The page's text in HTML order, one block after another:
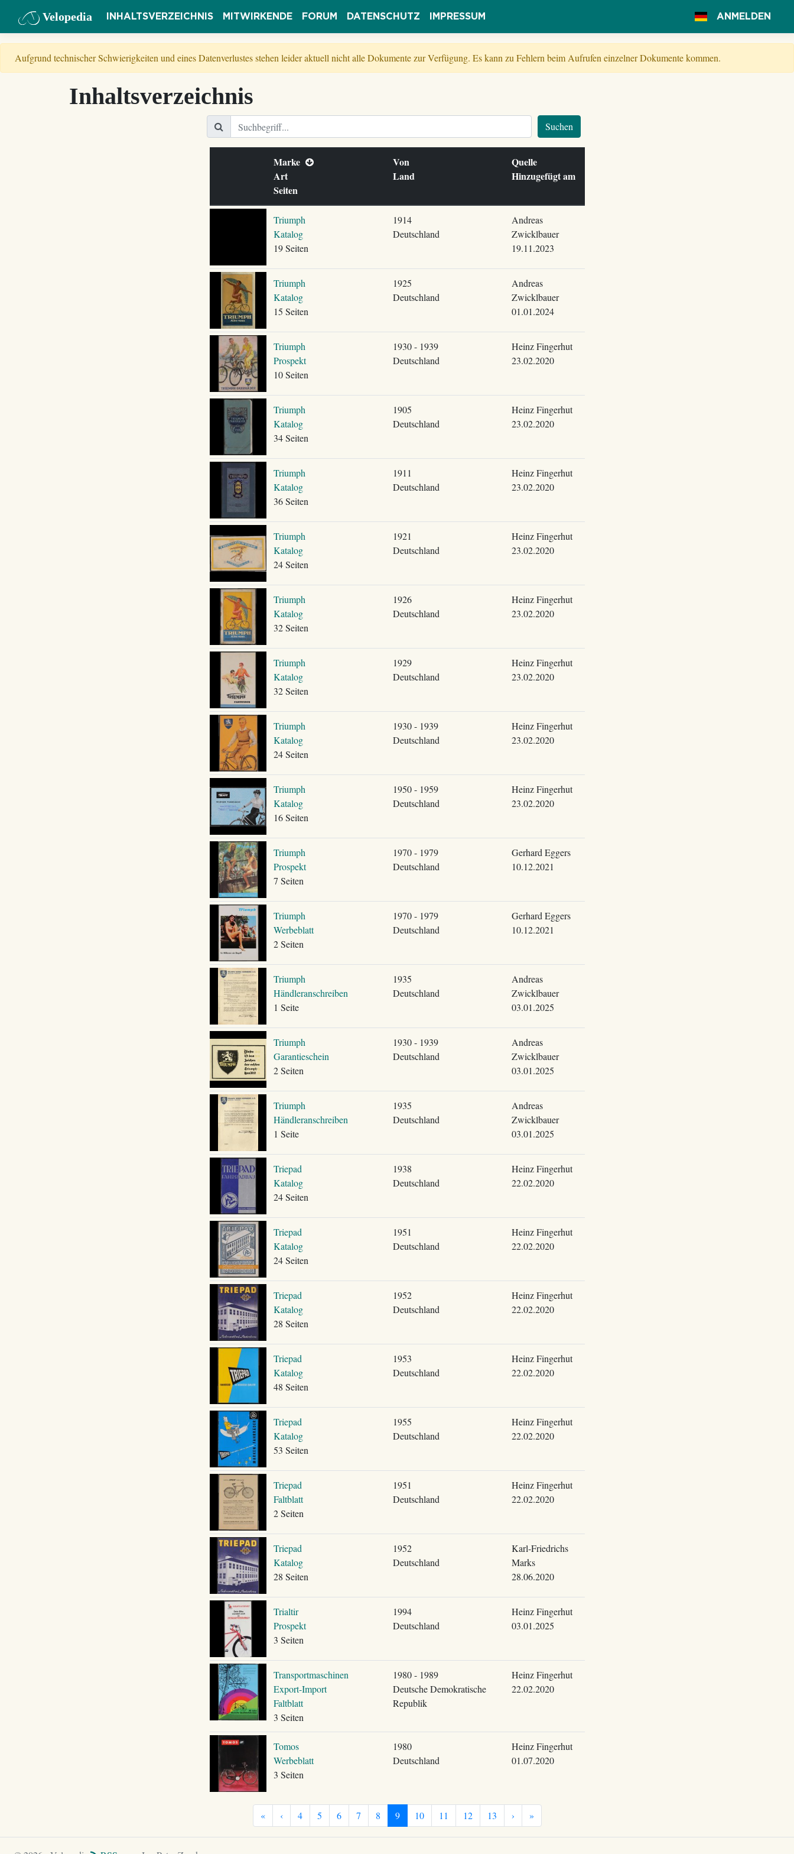
Velopedia INHALTSVERZEICHNIS MITWIRKENDE FORUM DATENSCHUTZ IMPRESSUM ANMELDEN
Aufgrund technischer Schwierigkeiten und eines Datenverlustes stehen leider aktuell nicht alle Dokumente zur Verfügung. Es kann zu Fehlern beim Aufrufen einzelner Dokumente kommen.
Inhaltsverzeichnis
Suchen
Marke
Art
Seiten
Von
Land
Quelle
Hinzugefügt am
Triumph
Katalog
19 Seiten
1914
Deutschland
Andreas
Zwicklbauer
19.11.2023
Triumph
Katalog
15 Seiten
1925
Deutschland
Andreas
Zwicklbauer
01.01.2024
Triumph
Prospekt
10 Seiten
1930 - 1939
Deutschland
Heinz Fingerhut
23.02.2020
Triumph
Katalog
34 Seiten
1905
Deutschland
Heinz Fingerhut
23.02.2020
Triumph
Katalog
36 Seiten
1911
Deutschland
Heinz Fingerhut
23.02.2020
Triumph
Katalog
24 Seiten
1921
Deutschland
Heinz Fingerhut
23.02.2020
Triumph
Katalog
32 Seiten
1926
Deutschland
Heinz Fingerhut
23.02.2020
Triumph
Katalog
32 Seiten
1929
Deutschland
Heinz Fingerhut
23.02.2020
Triumph
Katalog
24 Seiten
1930 - 1939
Deutschland
Heinz Fingerhut
23.02.2020
Triumph
Katalog
16 Seiten
1950 - 1959
Deutschland
Heinz Fingerhut
23.02.2020
Triumph
Prospekt
7 Seiten
1970 - 1979
Deutschland
Gerhard Eggers
10.12.2021
Triumph
Werbeblatt
2 Seiten
1970 - 1979
Deutschland
Gerhard Eggers
10.12.2021
Triumph
Händleranschreiben
1 Seite
1935
Deutschland
Andreas
Zwicklbauer
03.01.2025
Triumph
Garantieschein
2 Seiten
1930 - 1939
Deutschland
Andreas
Zwicklbauer
03.01.2025
Triumph
Händleranschreiben
1 Seite
1935
Deutschland
Andreas
Zwicklbauer
03.01.2025
Triepad
Katalog
24 Seiten
1938
Deutschland
Heinz Fingerhut
22.02.2020
Triepad
Katalog
24 Seiten
1951
Deutschland
Heinz Fingerhut
22.02.2020
Triepad
Katalog
28 Seiten
1952
Deutschland
Heinz Fingerhut
22.02.2020
Triepad
Katalog
48 Seiten
1953
Deutschland
Heinz Fingerhut
22.02.2020
Triepad
Katalog
53 Seiten
1955
Deutschland
Heinz Fingerhut
22.02.2020
Triepad
Faltblatt
2 Seiten
1951
Deutschland
Heinz Fingerhut
22.02.2020
Triepad
Katalog
28 Seiten
1952
Deutschland
Karl-Friedrichs
Marks
28.06.2020
Trialtir
Prospekt
3 Seiten
1994
Deutschland
Heinz Fingerhut
03.01.2025
Transportmaschinen
Export-Import
Faltblatt
3 Seiten
1980 - 1989
Deutsche Demokratische
Republik
Heinz Fingerhut
22.02.2020
Tomos
Werbeblatt
3 Seiten
1980
Deutschland
Heinz Fingerhut
01.07.2020
« ‹ 4 5 6 7 8 9 10 11 12 13 › »